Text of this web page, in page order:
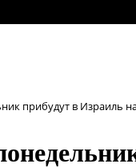
прибудут в Израиль